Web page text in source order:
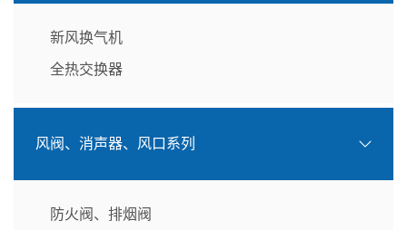
新风换气机
全热交换器
风阀、消声器、风口系列
防火阀、排烟阀